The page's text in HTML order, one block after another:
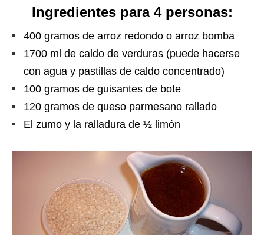
Ingredientes para 4 personas:
400 gramos de arroz redondo o arroz bomba
1700 ml de caldo de verduras (puede hacerse
con agua y pastillas de caldo concentrado)
100 gramos de guisantes de bote
120 gramos de queso parmesano rallado
El zumo y la ralladura de ½ limón